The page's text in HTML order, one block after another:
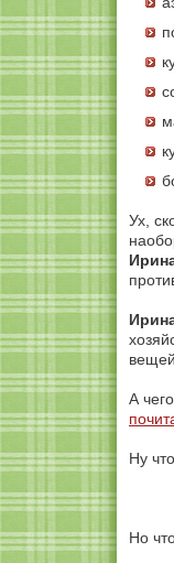
Ух,
А
Ну
Но